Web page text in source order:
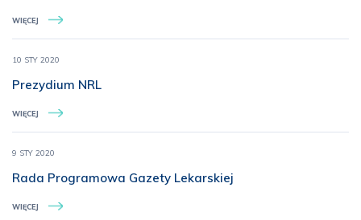
WIĘCEJ
10 STY 2020
Prezydium NRL
WIĘCEJ
9 STY 2020
Rada Programowa Gazety Lekarskiej
WIĘCEJ